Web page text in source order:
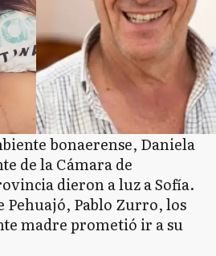
bonaerense, Daniela
de la Cámara de
dieron a luz a Sofía.
Pehuajó, Pablo Zurro, los
madre prometió ir a su